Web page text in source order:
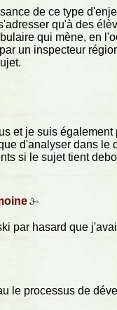
de ce type
qu'à des
qui mène, en
un inspecteur
et je suis
d'analyser dans le
si le sujet tient
par hasard que
le processus de